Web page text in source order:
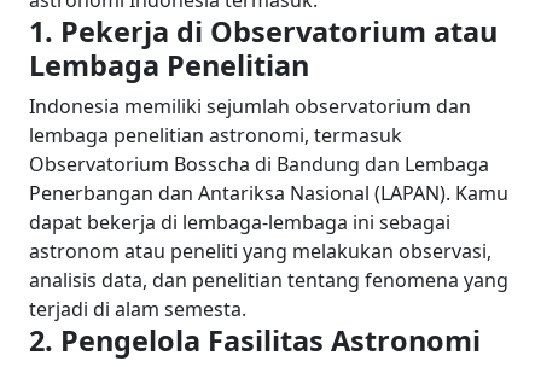
1. Pekerja di Observatorium atau
Lembaga Penelitian
Indonesia memiliki sejumlah observatorium dan
lembaga penelitian astronomi, termasuk
Observatorium Bosscha di Bandung dan Lembaga
Penerbangan dan Antariksa Nasional (LAPAN). Kamu
dapat bekerja di lembaga-lembaga ini sebagai
astronom atau peneliti yang melakukan observasi,
analisis data, dan penelitian tentang fenomena yang
terjadi di alam semesta.
2. Pengelola Fasilitas Astronomi